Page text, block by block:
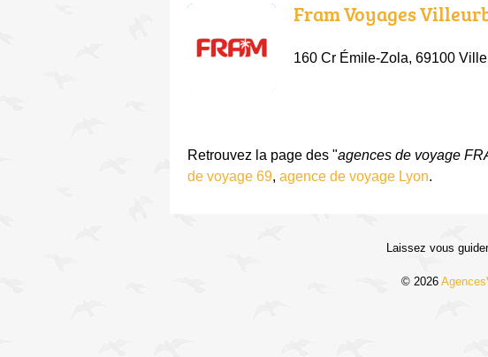
Fram Voyages
160 Cr Émile-Zola, 69100
Retrouvez la page des "agences de voyage
de voyage 69, agence de voyage Lyon.
Laissez vous
© 2026